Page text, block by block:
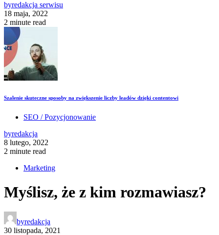
byredakcja serwisu
18 maja, 2022
2 minute read
Szalenie skuteczne sposoby na zwiększenie liczby leadów dzięki contentowi
SEO / Pozycjonowanie
byredakcja
8 lutego, 2022
2 minute read
Marketing
Myślisz, że z kim rozmawiasz?
byredakcja
30 listopada, 2021